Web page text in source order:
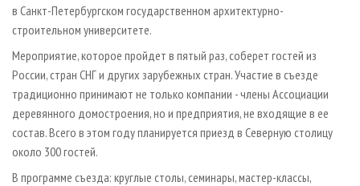
в Санкт-Петербургском государственном архитектурно-
строительном университете.
Мероприятие, которое пройдет в пятый раз, соберет гостей из
России, стран СНГ и других зарубежных стран. Участие в съезде
традиционно принимают не только компании - члены Ассоциации
деревянного домостроения, но и предприятия, не входящие в ее
состав. Всего в этом году планируется приезд в Северную столицу
около 300 гостей.
В программе съезда: круглые столы, семинары, мастер-классы,